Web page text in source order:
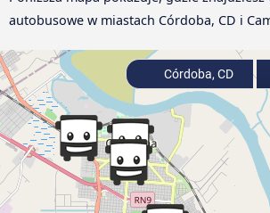
autobusowe w miastach Córdoba, CD i
Córdoba, CD